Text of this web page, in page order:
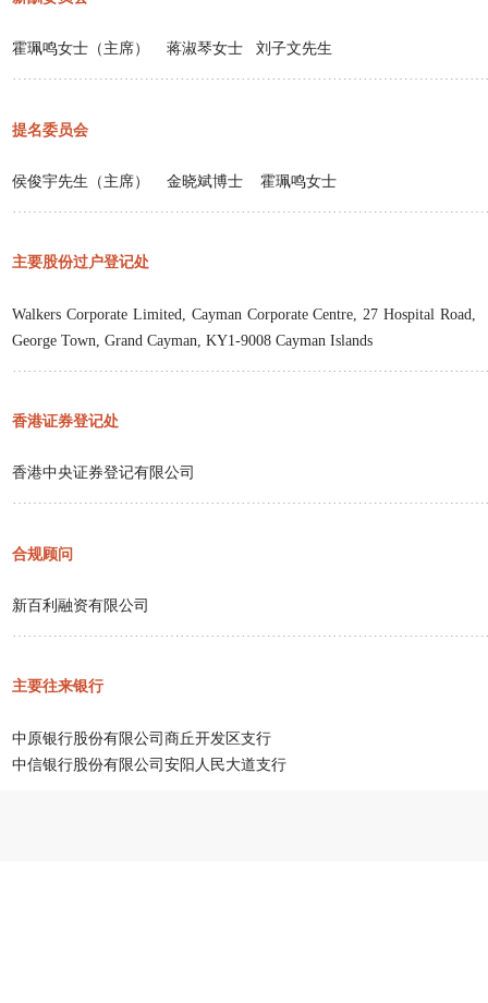
霍珮鸣女士（主席） 蒋淑琴女士
刘子文先生
提名委员会
侯俊宇先生（主席） 金晓斌博士
霍珮鸣女士
主要股份过户登记处
Walkers Corporate Limited, Cayman Corporate Centre, 27 Hospital Road,
George Town, Grand Cayman, KY1-9008 Cayman Islands
香港证券登记处
香港中央证券登记有限公司
合规顾问
新百利融资有限公司
主要往来银行
中原银行股份有限公司商丘开发区支行
中信银行股份有限公司安阳人民大道支行